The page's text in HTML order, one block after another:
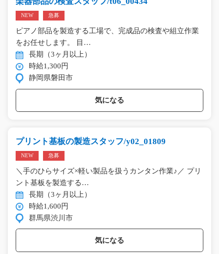
NEW 急募
ピアノ部品を製造する工場で、完成品の検査や組立作業
をお任せします。 目…
長期（3ヶ月以上）
時給1,300円
静岡県磐田市
気になる
プリント基板の製造スタッフ/y02_01809
NEW 急募
＼手のひらサイズ×軽い製品を扱うカンタン作業♪／ プリ
ント基板を製造する…
長期（3ヶ月以上）
時給1,600円
群馬県渋川市
気になる